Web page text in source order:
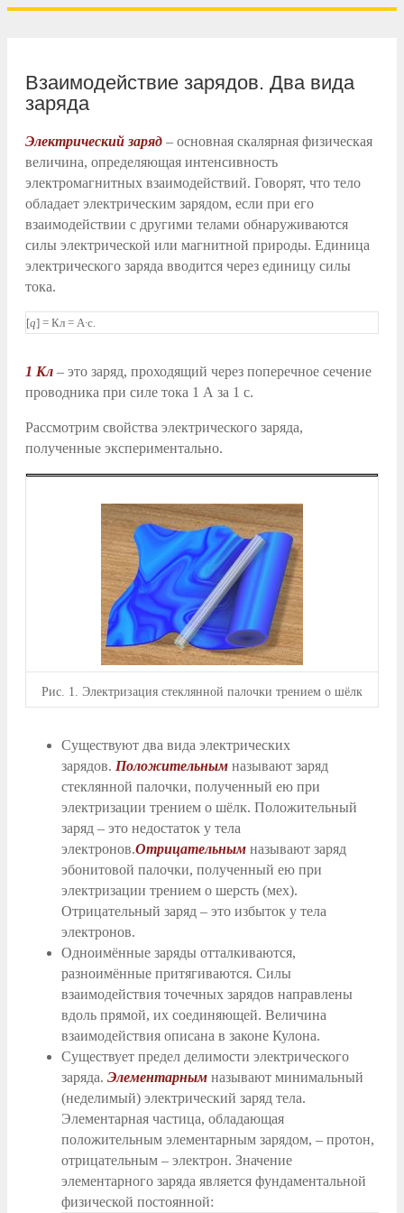
Взаимодействие зарядов. Два вида
заряда
Электрический заряд – основная скалярная физическая
величина, определяющая интенсивность
электромагнитных взаимодействий. Говорят, что тело
обладает электрическим зарядом, если при его
взаимодействии с другими телами обнаруживаются
силы электрической или магнитной природы. Единица
электрического заряда вводится через единицу силы
тока.
[q] = Кл = А∙с.
1 Кл – это заряд, проходящий через поперечное сечение
проводника при силе тока 1 А за 1 с.
Рассмотрим свойства электрического заряда,
полученные экспериментально.
Рис. 1. Электризация стеклянной палочки трением о шёлк
Существуют два вида электрических
зарядов. Положительным называют заряд
стеклянной палочки, полученный ею при
электризации трением о шёлк. Положительный
заряд – это недостаток у тела
электронов.Отрицательным называют заряд
эбонитовой палочки, полученный ею при
электризации трением о шерсть (мех).
Отрицательный заряд – это избыток у тела
электронов.
Одноимённые заряды отталкиваются,
разноимённые притягиваются. Силы
взаимодействия точечных зарядов направлены
вдоль прямой, их соединяющей. Величина
взаимодействия описана в законе Кулона.
Существует предел делимости электрического
заряда. Элементарным называют минимальный
(неделимый) электрический заряд тела.
Элементарная частица, обладающая
положительным элементарным зарядом, – протон,
отрицательным – электрон. Значение
элементарного заряда является фундаментальной
физической постоянной: